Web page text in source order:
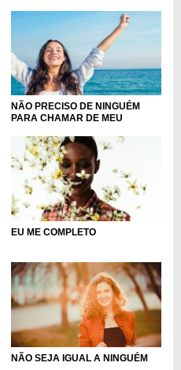
NÃO PRECISO DE NINGUÉM
PARA CHAMAR DE MEU
EU ME COMPLETO
NÃO SEJA IGUAL A NINGUÉM